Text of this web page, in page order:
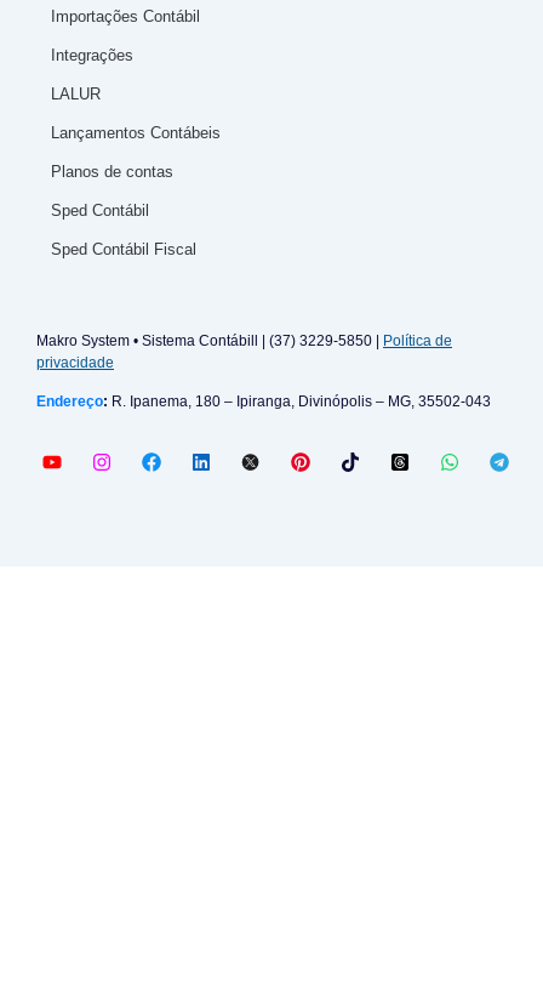
Importações Contábil
Integrações
LALUR
Lançamentos Contábeis
Planos de contas
Sped Contábil
Sped Contábil Fiscal
Makro System • Sistema Contábill | (37) 3229-5850 | Política de
privacidade
Endereço: R. Ipanema, 180 – Ipiranga, Divinópolis – MG, 35502-043